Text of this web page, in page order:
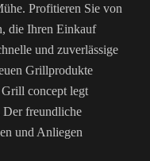
Profitieren Sie von
die Ihren Einkauf
und zuverlässige
Grillprodukte
concept legt
Der freundliche
und Anliegen